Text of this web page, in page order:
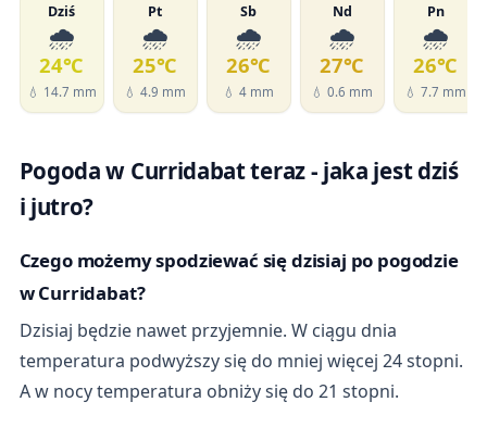
Dziś
🌧️
24℃
💧 14.7 mm
Pt
🌧️
25℃
💧 4.9 mm
Sb
🌧️
26℃
💧 4 mm
Nd
🌧️
27℃
💧 0.6 mm
Pn
🌧️
26℃
💧 7.7 mm
Pogoda w Curridabat teraz - jaka jest dziś
i jutro?
Czego możemy spodziewać się dzisiaj po pogodzie
w Curridabat?
Dzisiaj będzie nawet przyjemnie. W ciągu dnia
temperatura podwyższy się do mniej więcej 24 stopni.
A w nocy temperatura obniży się do 21 stopni.